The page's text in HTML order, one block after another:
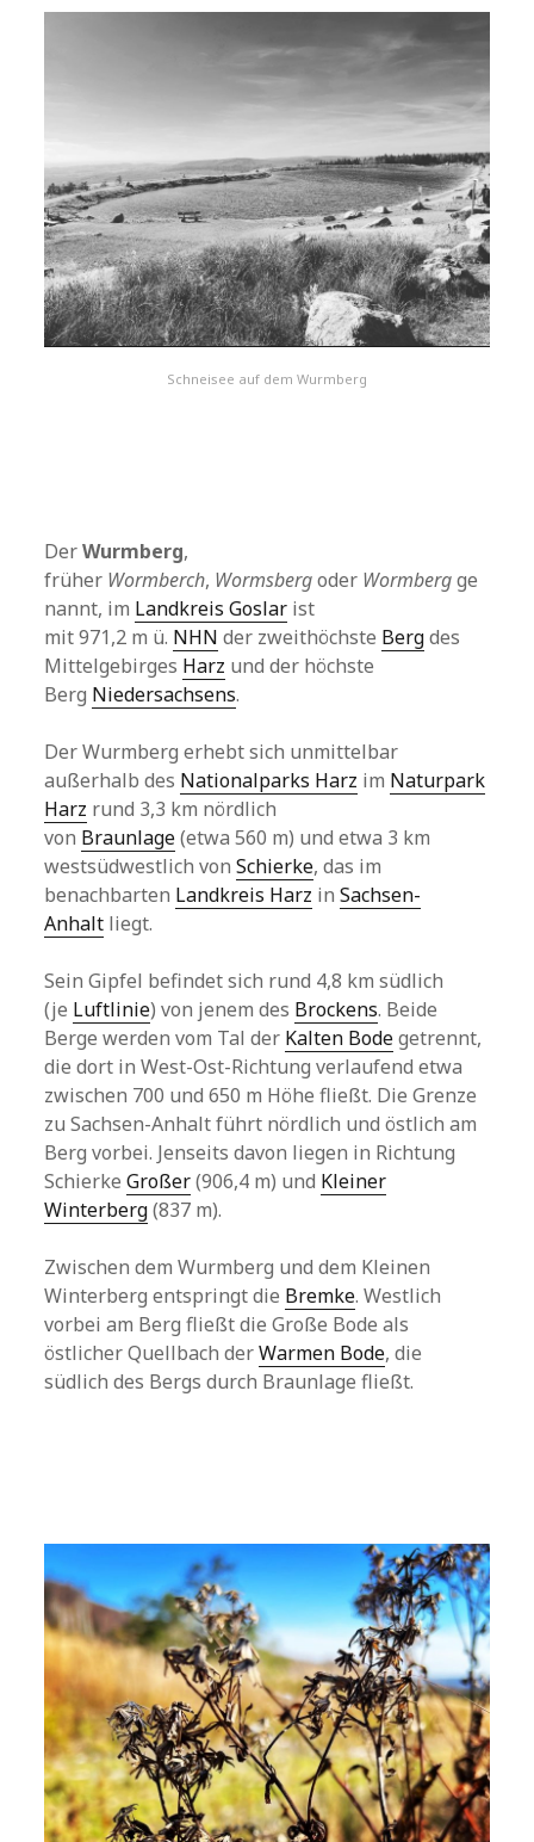
Schneisee auf dem Wurmberg
DerWurmberg,
früher Wormberch, Wormsbergoder Wormbergge
nannt, im Landkreis Goslar ist
mit 971,2 m ü. NHN der zweithöchste Bergdes
Mittelgebirges Harz und der höchste
Berg Niedersachsens.
Der Wurmberg erhebt sich unmittelbar
außerhalb des Nationalparks Harz im Naturpark
Harz rund 3,3 km nördlich
von Braunlage(etwa 560 m) und etwa 3 km
westsüdwestlich vonSchierke, das im
benachbarten Landkreis Harz inSachsen-
Anhalt liegt.
Sein Gipfel befindet sich rund 4,8 km südlich
(je Luftlinie) von jenem des Brockens. Beide
Berge werden vom Tal der Kalten Bodegetrennt,
die dort in West-Ost-Richtung verlaufend etwa
zwischen 700 und 650 m Höhe fließt. Die Grenze
zu Sachsen-Anhalt führt nördlich und östlich am
Berg vorbei. Jenseits davon liegen in Richtung
SchierkeGroßer(906,4 m) und Kleiner
Winterberg(837 m).
Zwischen dem Wurmberg und dem Kleinen
Winterberg entspringt die Bremke. Westlich
vorbei am Berg fließt die Große Bode als
östlicher Quellbach derWarmen Bode, die
südlich des Bergs durch Braunlage fließt.